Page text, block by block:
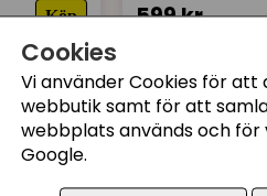
Cookies
Vi använder Cookies för att
webbutik samt för att
webbplats används och
Google.
Köp 599 kr